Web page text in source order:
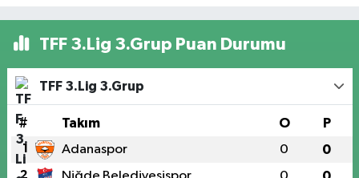
TFF 3.Lig 3.Grup Puan Durumu
TFF 3.Lig 3.Grup
# Takım O P
1 Adanaspor 0 0
2